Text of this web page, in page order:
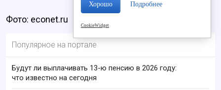
Фото: econet.ru
Популярное на портале
Будут ли выплачивать 13-ю пенсию в 2026 году:
что известно на сегодня
Хорошо Подробнее
CookieWidget